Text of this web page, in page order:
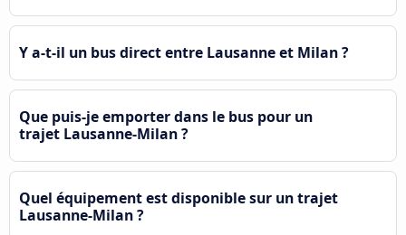
Y a-t-il un bus direct entre Lausanne et Milan ?
Que puis-je emporter dans le bus pour un
trajet Lausanne-Milan ?
Quel équipement est disponible sur un trajet
Lausanne-Milan ?